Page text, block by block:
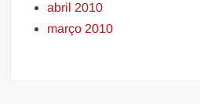
abril 2010
março 2010